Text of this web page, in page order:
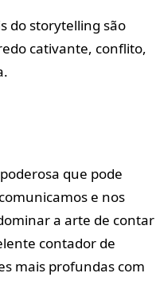
do storytelling são
cativante, conflito,
que pode
e nos
a arte de contar
contador de
mais profundas com